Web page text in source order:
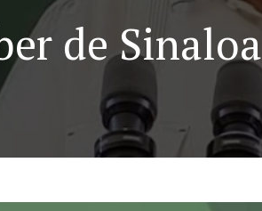
de Sinaloa